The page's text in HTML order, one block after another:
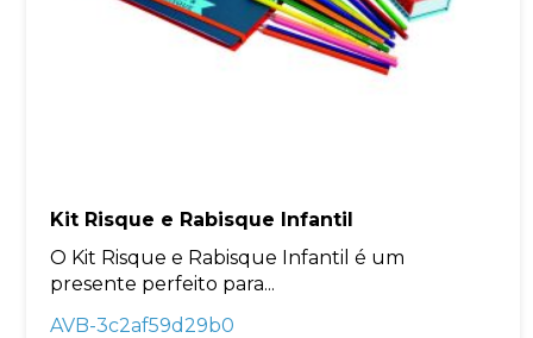
Kit Risque e Rabisque Infantil
O Kit Risque e Rabisque Infantil é um
presente perfeito para...
AVB-3c2af59d29b0